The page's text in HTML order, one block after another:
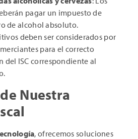
pagar un impuesto de
de alcohol absoluto.
deben ser considerados por
para el correcto
del ISC correspondiente al
Nuestra
, ofrecemos soluciones